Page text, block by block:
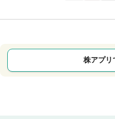
株アプリ